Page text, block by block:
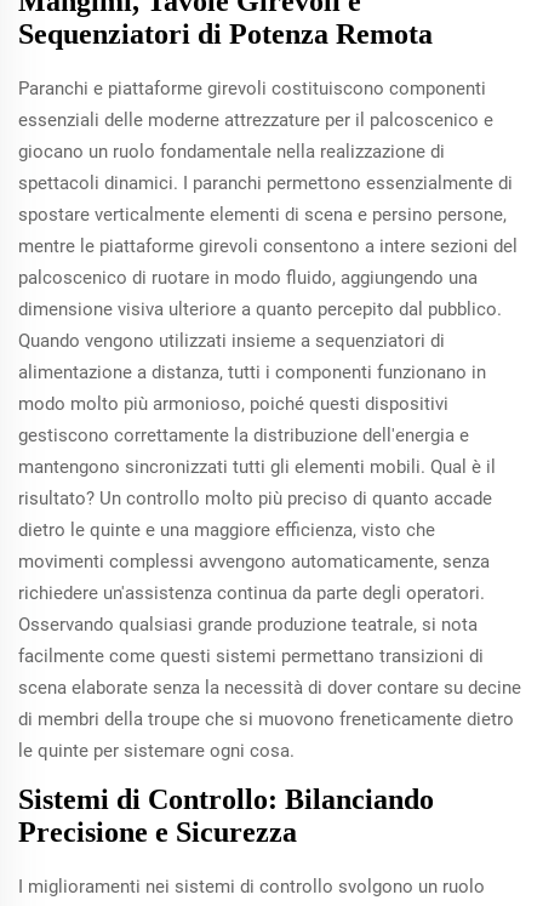
Sequenziatori di Potenza Remota
Paranchi e piattaforme girevoli costituiscono componenti
essenziali delle moderne attrezzature per il palcoscenico e
giocano un ruolo fondamentale nella realizzazione di
spettacoli dinamici. I paranchi permettono essenzialmente di
spostare verticalmente elementi di scena e persino persone,
mentre le piattaforme girevoli consentono a intere sezioni del
palcoscenico di ruotare in modo fluido, aggiungendo una
dimensione visiva ulteriore a quanto percepito dal pubblico.
Quando vengono utilizzati insieme a sequenziatori di
alimentazione a distanza, tutti i componenti funzionano in
modo molto più armonioso, poiché questi dispositivi
gestiscono correttamente la distribuzione dell'energia e
mantengono sincronizzati tutti gli elementi mobili. Qual è il
risultato? Un controllo molto più preciso di quanto accade
dietro le quinte e una maggiore efficienza, visto che
movimenti complessi avvengono automaticamente, senza
richiedere un'assistenza continua da parte degli operatori.
Osservando qualsiasi grande produzione teatrale, si nota
facilmente come questi sistemi permettano transizioni di
scena elaborate senza la necessità di dover contare su decine
di membri della troupe che si muovono freneticamente dietro
le quinte per sistemare ogni cosa.
Sistemi di Controllo: Bilanciando
Precisione e Sicurezza
I miglioramenti nei sistemi di controllo svolgono un ruolo